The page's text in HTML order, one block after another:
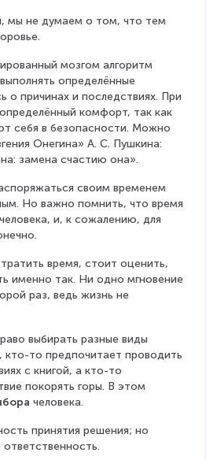
мы не думаем о том, что тем
мозгом алгоритм
определённые
о причинах и последствиях. При
комфорт, так как
себя в безопасности. Можно
Онегина» А. С. Пушкина:
замена счастию она».
своим временем
Но важно помнить, что время
и, к сожалению, для
время, стоит оценить,
именно так. Ни одно мгновение
раз, ведь жизнь не
выбирать разные виды
кто-то предпочитает проводить
с книгой, а кто-то
покорять горы. В этом
человека.
принятия решения; но